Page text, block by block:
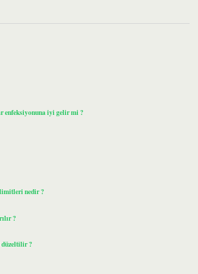
enfeksiyonuna iyi gelir mi ?
nedir ?
?
düzeltilir ?